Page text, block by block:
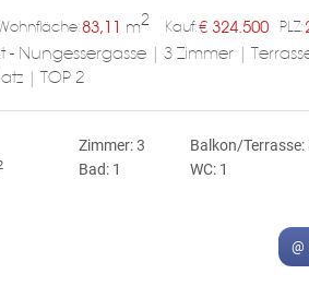
83,11 m2 Kauf:€ 324.500 PLZ:
Nungessergasse | 3 Zimmer |
| TOP 2
Zimmer: 3 Balkon/Terrasse:
Bad: 1
WC: 1
@